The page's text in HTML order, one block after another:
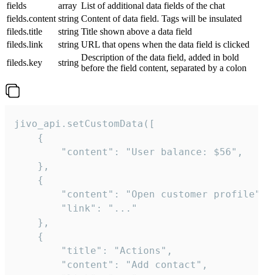
fields
array List of additional data fields of the chat
fields.content string Content of data field. Tags will be insulated
fileds.title
string Title shown above a data field
fileds.link
string URL that opens when the data field is clicked
fileds.key
string
Description of the data field, added in bold
before the field content, separated by a colon
jivo_api.setCustomData([
    {
        "content": "User balance: $56",
    },
    {
"content": "Open customer
        "link": "..."
    },
    {
        "title": "Actions",
        "content": "Add contact",